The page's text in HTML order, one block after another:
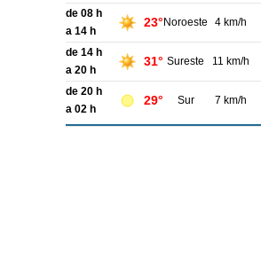
de 08 h
a 14 h
23° Noroeste 4 km/h
de 14 h
a 20 h
31° Sureste 11 km/h
de 20 h
a 02 h
29° Sur 7 km/h